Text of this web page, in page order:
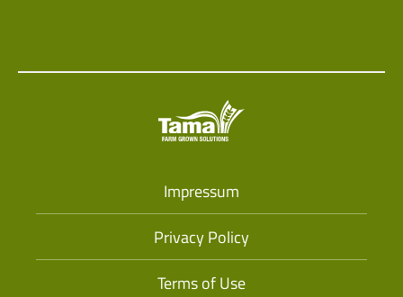
Impressum
Privacy Policy
Terms of Use